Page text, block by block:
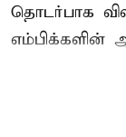
தொடர்பாக
எம்பிக்களின்